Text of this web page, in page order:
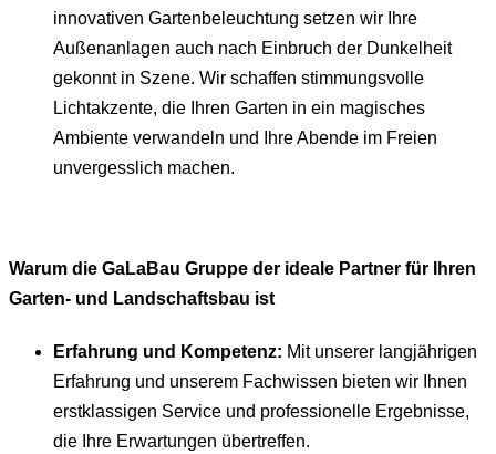
innovativen Gartenbeleuchtung setzen wir Ihre
Außenanlagen auch nach Einbruch der Dunkelheit
gekonnt in Szene. Wir schaffen stimmungsvolle
Lichtakzente, die Ihren Garten in ein magisches
Ambiente verwandeln und Ihre Abende im Freien
unvergesslich machen.
Warum die GaLaBau Gruppe der ideale Partner für Ihren
Garten- und Landschaftsbau ist
Erfahrung und Kompetenz: Mit unserer langjährigen
Erfahrung und unserem Fachwissen bieten wir Ihnen
erstklassigen Service und professionelle Ergebnisse,
die Ihre Erwartungen übertreffen.